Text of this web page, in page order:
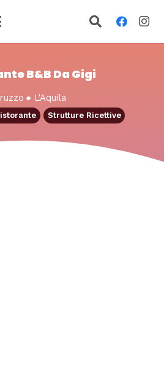
B&B Da Gigi
● L'Aquila
Strutture Ricettive